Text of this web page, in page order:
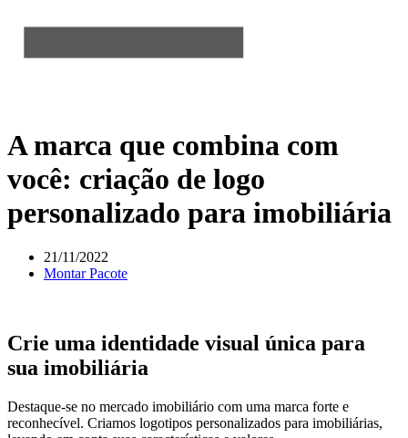
A marca que combina com
você: criação de logo
personalizado para imobiliária
21/11/2022
Montar Pacote
Crie uma identidade visual única para
sua imobiliária
Destaque-se no mercado imobiliário com uma marca forte e
reconhecível. Criamos logotipos personalizados para imobiliárias,